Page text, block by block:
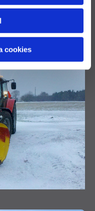
cookies